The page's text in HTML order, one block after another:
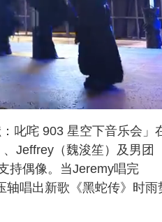
叱咤 903 星空下音乐会」
Jeffrey（魏浚笙）及男团
持偶像。当Jeremy唱完
轴唱出新歌《黑蛇传》时雨